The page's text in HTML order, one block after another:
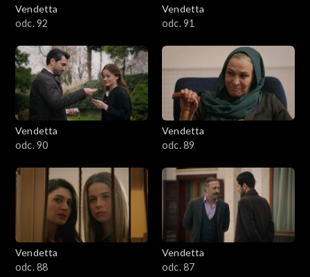
Vendetta
odc. 92
Vendetta
odc. 91
Vendetta
odc. 90
Vendetta
odc. 89
Vendetta
odc. 88
Vendetta
odc. 87